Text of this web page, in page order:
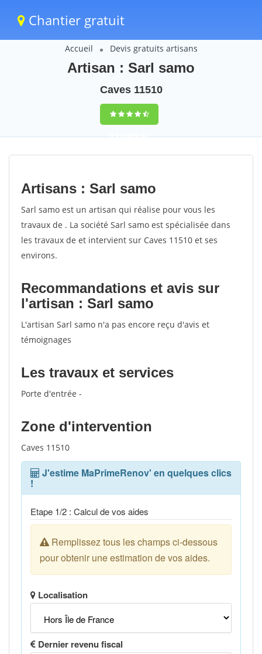
Chantier gratuit
Accueil Devis gratuits artisans
Artisan : Sarl samo
Caves 11510
9,5(100%)82
votes
Artisans : Sarl samo
Sarl samo est un artisan qui réalise pour vous les
travaux de . La société Sarl samo est spécialisée dans
les travaux de et intervient sur Caves 11510 et ses
environs.
Recommandations et avis sur
l'artisan : Sarl samo
L'artisan Sarl samo n'a pas encore reçu d'avis et
témoignages
Les travaux et services
Porte d'entrée -
Zone d'intervention
Caves 11510